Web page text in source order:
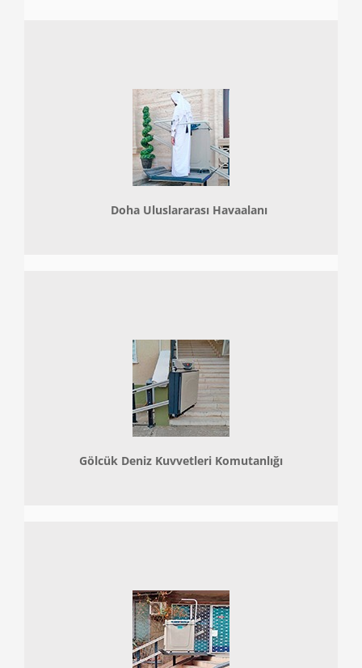
Doha Uluslararası Havaalanı
Gölcük Deniz Kuvvetleri Komutanlığı